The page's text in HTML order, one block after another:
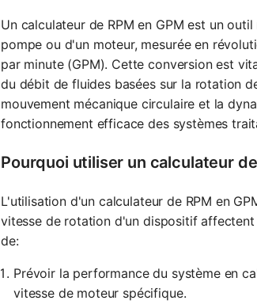
Un calculateur de RPM en GPM est un
pompe ou d'un moteur, mesurée en
par minute (GPM). Cette conversion est
du débit de fluides basées sur la rotation
mouvement mécanique circulaire et la
fonctionnement efficace des systèmes
Pourquoi utiliser un calculateur de
L'utilisation d'un calculateur de RPM en
vitesse de rotation d'un dispositif
de:
Prévoir la performance du système en
vitesse de moteur spécifique.